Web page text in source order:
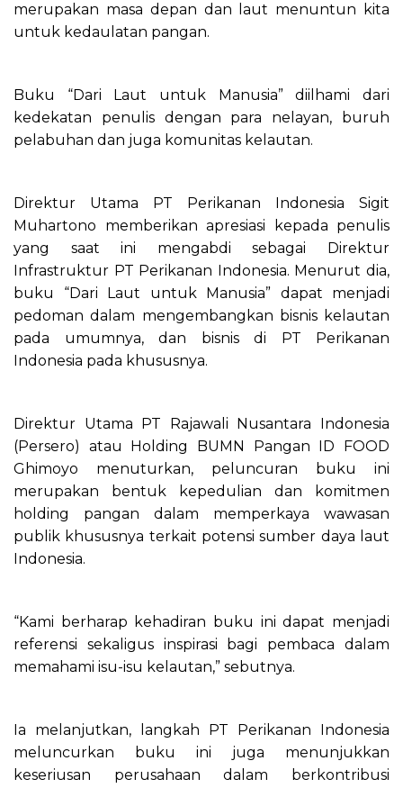
merupakan masa depan dan laut menuntun kita
untuk kedaulatan pangan.
Buku “Dari Laut untuk Manusia” diilhami dari
kedekatan penulis dengan para nelayan, buruh
pelabuhan dan juga komunitas kelautan.
Direktur Utama PT Perikanan Indonesia Sigit
Muhartono memberikan apresiasi kepada penulis
yang saat ini mengabdi sebagai Direktur
Infrastruktur PT Perikanan Indonesia. Menurut dia,
buku “Dari Laut untuk Manusia” dapat menjadi
pedoman dalam mengembangkan bisnis kelautan
pada umumnya, dan bisnis di PT Perikanan
Indonesia pada khususnya.
Direktur Utama PT Rajawali Nusantara Indonesia
(Persero) atau Holding BUMN Pangan ID FOOD
Ghimoyo menuturkan, peluncuran buku ini
merupakan bentuk kepedulian dan komitmen
holding pangan dalam memperkaya wawasan
publik khususnya terkait potensi sumber daya laut
Indonesia.
“Kami berharap kehadiran buku ini dapat menjadi
referensi sekaligus inspirasi bagi pembaca dalam
memahami isu-isu kelautan,” sebutnya.
Ia melanjutkan, langkah PT Perikanan Indonesia
meluncurkan buku ini juga menunjukkan
keseriusan perusahaan dalam berkontribusi